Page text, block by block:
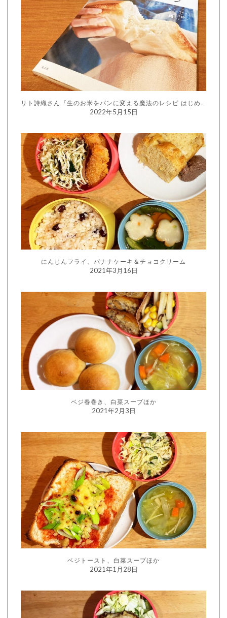
リト詩織さん『生のお米をパンに変える魔法のレシピ はじめての生米パン』
2022年5月15日
にんじんフライ、バナナケーキ＆チョコクリーム
2021年3月16日
ベジ春巻き、白菜スープほか
2021年2月3日
ベジトースト、白菜スープほか
2021年1月28日